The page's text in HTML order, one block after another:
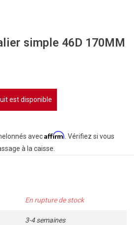
simple 46D 170MM
est disponible
avecAffirm. Vérifiez si vous
à la caisse.
En rupture de stock
3-4 semaines